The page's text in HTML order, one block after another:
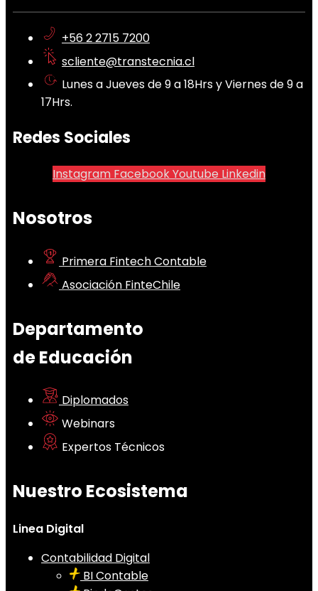
+56 2 2715 7200
scliente@transtecnia.cl
Lunes a Jueves de 9 a 18Hrs y Viernes de 9 a
17Hrs.
Redes Sociales
Instagram FacebookYoutube Linkedin
Nosotros
Primera Fintech Contable
Asociación FinteChile
Departamento
de Educación
Diplomados
Webinars
Expertos Técnicos
Nuestro Ecosistema
Linea Digital
Contabilidad Digital
BI Contable